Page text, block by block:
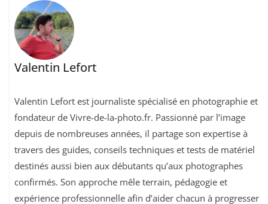
Valentin Lefort
Valentin Lefort est journaliste spécialisé en photographie et
fondateur de Vivre-de-la-photo.fr. Passionné par l’image
depuis de nombreuses années, il partage son expertise à
travers des guides, conseils techniques et tests de matériel
destinés aussi bien aux débutants qu’aux photographes
confirmés. Son approche mêle terrain, pédagogie et
expérience professionnelle afin d’aider chacun à progresser